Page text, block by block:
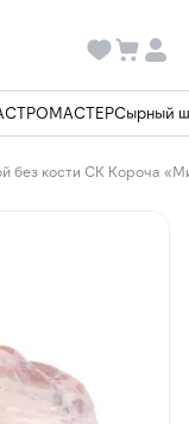
Сырный
без кости СК Короча